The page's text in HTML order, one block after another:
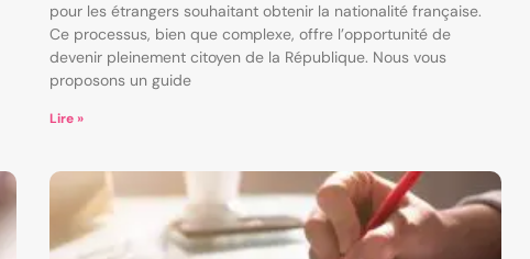
pour les étrangers souhaitant obtenir la nationalité française.
Ce processus, bien que complexe, offre l’opportunité de
devenir pleinement citoyen de la République. Nous vous
proposons un guide
Lire »